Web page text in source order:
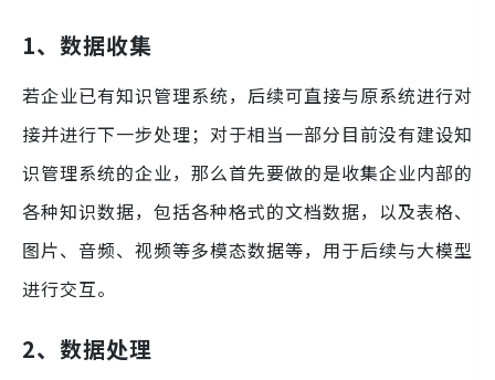
1、数据收集
若企业已有知识管理系统，后续可直接与原系统进行对
接并进行下一步处理；对于相当一部分目前没有建设知
识管理系统的企业，那么首先要做的是收集企业内部的
各种知识数据，包括各种格式的文档数据，以及表格、
图片、音频、视频等多模态数据等，用于后续与大模型
进行交互。
2、数据处理